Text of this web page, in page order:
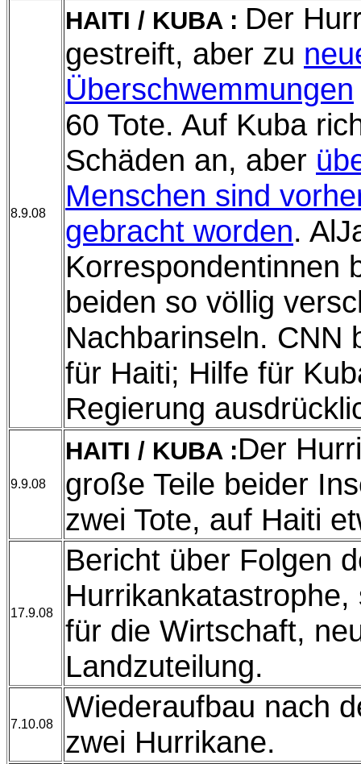
8.9.08
HAITI / KUBA : Der
gestreift, aber zu
Überschwemmungen
60 Tote. Auf Kuba
Schäden an, aber
Menschen sind
gebracht worden.
Korrespondentinnen
beiden so völlig
Nachbarinseln. CNN
für Haiti; Hilfe für
Regierung
9.9.08
HAITI / KUBA :Der
große Teile beider
zwei Tote, auf Haiti
17.9.08
Bericht über Folgen
für die Wirtschaft,
Landzuteilung.
7.10.08
Wiederaufbau nach
zwei Hurrikane.